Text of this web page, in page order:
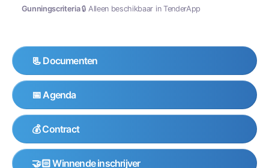
Gunningscriteria🔒 Alleen beschikbaar in TenderApp
📃 Documenten
📅 Agenda
💰 Contract
🤝🏻 Winnende inschrijver